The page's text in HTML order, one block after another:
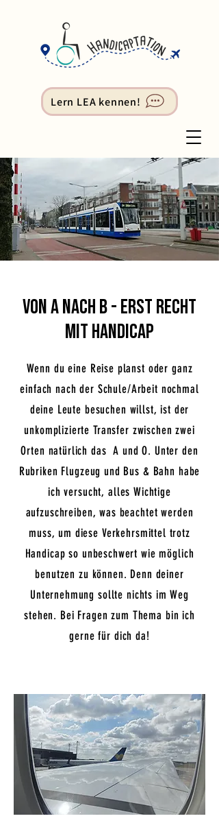
Lern LEA kennen!
Von A nach B - erst recht
mit Handicap
Wenn du eine Reise planst oder ganz
einfach nach der Schule/Arbeit nochmal
deine Leute besuchen willst, ist der
unkomplizierte Transfer zwischen zwei
Orten natürlich das A und O. Unter den
Rubriken Flugzeug und Bus & Bahn habe
ich versucht, alles Wichtige
aufzuschreiben, was beachtet werden
muss, um diese Verkehrsmittel trotz
Handicap so unbeschwert wie möglich
benutzen zu können. Denn deiner
Unternehmung sollte nichts im Weg
stehen. Bei Fragen zum Thema bin ich
gerne für dich da!